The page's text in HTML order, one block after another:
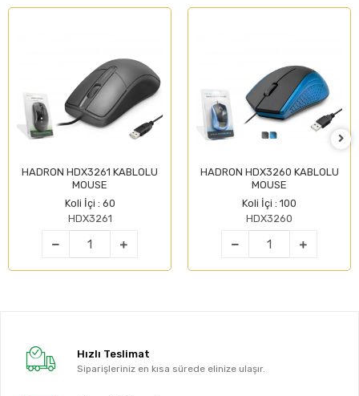
HADRON HDX3261 KABLOLU
MOUSE
Koli İçi : 60
HDX3261
HADRON HDX3260 KABLOLU
MOUSE
Koli İçi : 100
HDX3260
Hızlı Teslimat
Siparişleriniz en kısa sürede elinize ulaşır.